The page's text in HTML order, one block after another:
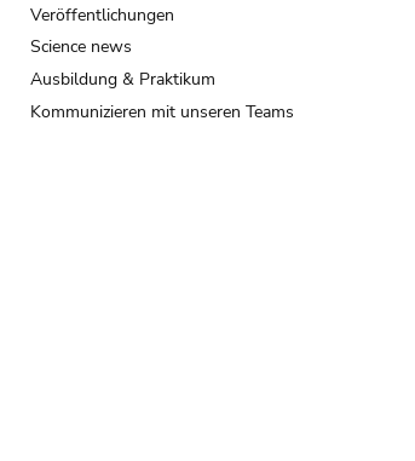
Veröffentlichungen
Science news
Ausbildung & Praktikum
Kommunizieren mit unseren Teams